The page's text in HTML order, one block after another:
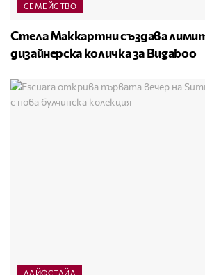
СЕМЕЙСТВО
Стела Маккартни създава
дизайнерска количка за Bugaboo
ЛАЙФСТАЙЛ